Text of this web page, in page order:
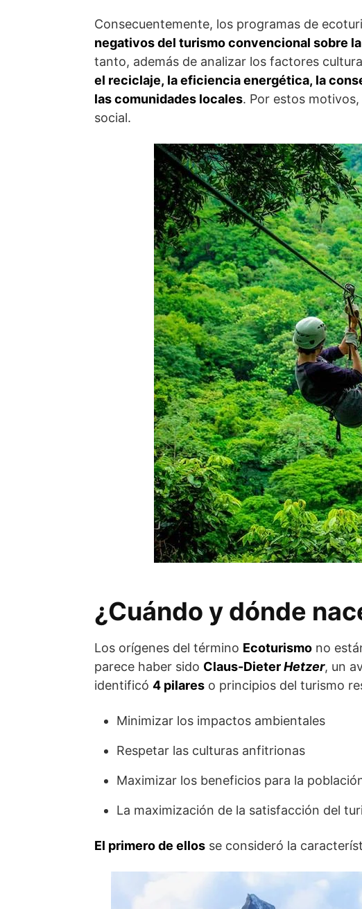
Consecuentemente, los programas de
negativos del turismo convencional sobre
tanto, además de analizar los factores
el reciclaje, la eficiencia energética, la
las comunidades locales. Por estos
social.
¿Cuándo y dónde
Los orígenes del término Ecoturismo no
parece haber sido Claus-DieterHetzer, un
identificó 4 pilares o principios del turismo
Minimizar los impactos ambientales
Respetar las culturas anfitrionas
Maximizar los beneficios para la
La maximización de la satisfacción del
El primero de ellos se consideró la